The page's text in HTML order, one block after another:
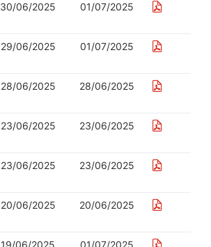
30/06/2025 01/07/2025
29/06/2025 01/07/2025
28/06/2025 28/06/2025
23/06/2025 23/06/2025
23/06/2025 23/06/2025
20/06/2025 20/06/2025
19/06/2025 01/07/2025